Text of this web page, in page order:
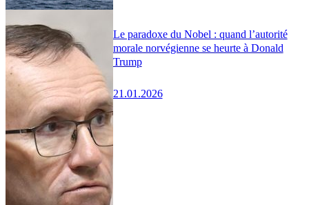
Le paradoxe du Nobel : quand l’autorité
morale norvégienne se heurte à Donald
Trump
21.01.2026